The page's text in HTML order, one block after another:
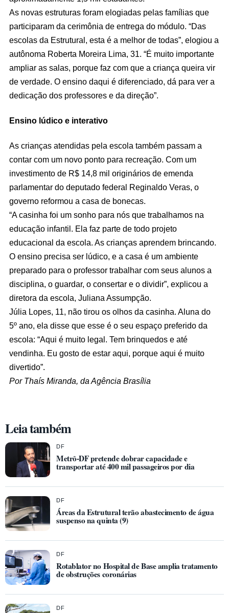
As novas estruturas foram elogiadas pelas famílias que
participaram da cerimônia de entrega do módulo. “Das
escolas da Estrutural, esta é a melhor de todas”, elogiou a
autônoma Roberta Moreira Lima, 31. “É muito importante
ampliar as salas, porque faz com que a criança queira vir
de verdade. O ensino daqui é diferenciado, dá para ver a
dedicação dos professores e da direção”.
Ensino lúdico e interativo
As crianças atendidas pela escola também passam a
contar com um novo ponto para recreação. Com um
investimento de R$ 14,8 mil originários de emenda
parlamentar do deputado federal Reginaldo Veras, o
governo reformou a casa de bonecas.
“A casinha foi um sonho para nós que trabalhamos na
educação infantil. Ela faz parte de todo projeto
educacional da escola. As crianças aprendem brincando.
O ensino precisa ser lúdico, e a casa é um ambiente
preparado para o professor trabalhar com seus alunos a
disciplina, o guardar, o consertar e o dividir”, explicou a
diretora da escola, Juliana Assumpção.
Júlia Lopes, 11, não tirou os olhos da casinha. Aluna do
5º ano, ela disse que esse é o seu espaço preferido da
escola: “Aqui é muito legal. Tem brinquedos e até
vendinha. Eu gosto de estar aqui, porque aqui é muito
divertido”.
Por Thaís Miranda, da Agência Brasília
Leia também
DF
Metrô-DF pretende dobrar capacidade e
transportar até 400 mil passageiros por dia
DF
Áreas da Estrutural terão abastecimento de água
suspenso na quinta (9)
DF
Rotablator no Hospital de Base amplia tratamento
de obstruções coronárias
DF